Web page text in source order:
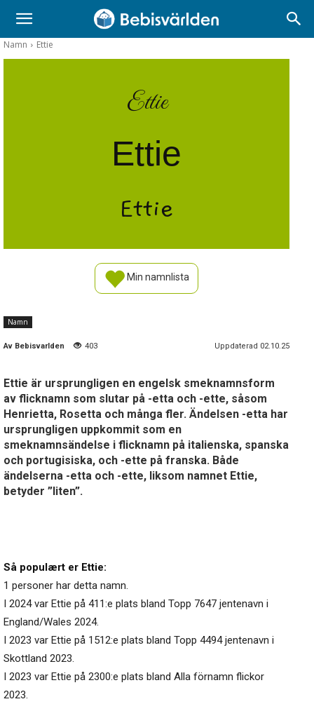
Namn Ettie
Ettie
Ettie
Ettie
Min namnlista
Namn
Av Bebisvarlden 403 Uppdaterad 02.10.25
Ettie är ursprungligen en engelsk smeknamnsform
av flicknamn som slutar på -etta och -ette, såsom
Henrietta, Rosetta och många fler. Ändelsen -etta har
ursprungligen uppkommit som en
smeknamnsändelse i flicknamn på italienska, spanska
och portugisiska, och -ette på franska. Både
ändelserna -etta och -ette, liksom namnet Ettie,
betyder ”liten”.
Så populært er Ettie:
1 personer har detta namn.
I 2024 var Ettie på 411:e plats bland Topp 7647 jentenavn i
England/Wales 2024.
I 2023 var Ettie på 1512:e plats bland Topp 4494 jentenavn i
Skottland 2023.
I 2023 var Ettie på 2300:e plats bland Alla förnamn flickor
2023.